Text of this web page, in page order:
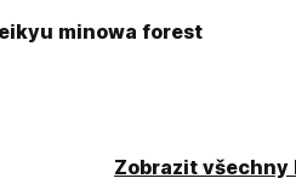
minowa forest
Zobrazit všechny